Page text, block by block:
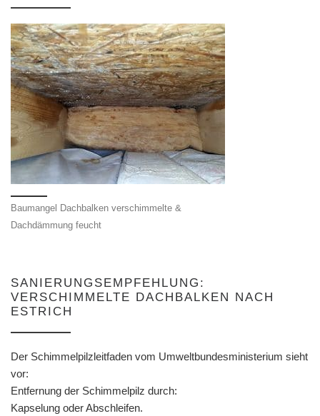
Baumangel Dachbalken verschimmelte &
Dachdämmung feucht
SANIERUNGSEMPFEHLUNG:
VERSCHIMMELTE DACHBALKEN NACH
ESTRICH
Der Schimmelpilzleitfaden vom Umweltbundesministerium sieht
vor:
Entfernung der Schimmelpilz durch:
Kapselung oder Abschleifen.